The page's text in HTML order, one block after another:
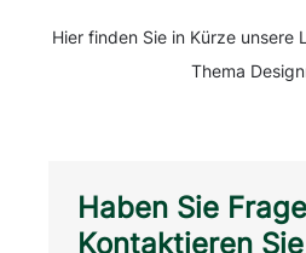
Hier finden Sie in Kürze unsere
Thema
Haben Sie
Kontaktieren